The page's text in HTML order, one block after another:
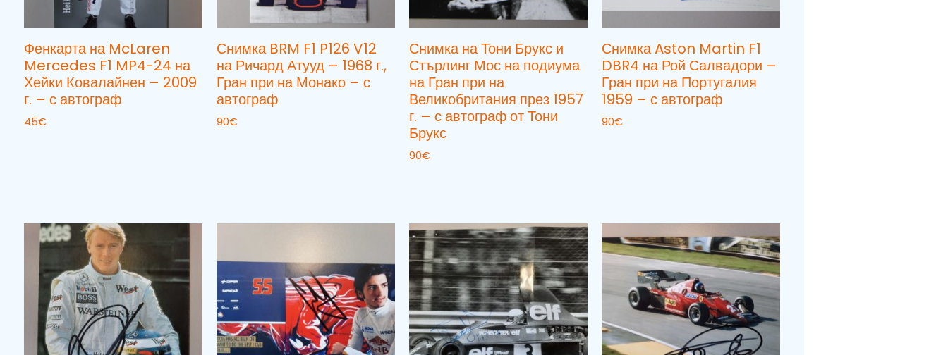
Фенкарта на McLaren
Mercedes F1 MP4-24 на
Хейки Ковалайнен – 2009
г. – с автограф
45€
Снимка BRM F1 P126 V12
на Ричард Атууд – 1968 г.,
Гран при на Монако – с
автограф
90€
Снимка на Тони Брукс и
Стърлинг Мос на подиума
на Гран при на
Великобритания през 1957
г. – с автограф от Тони
Брукс
90€
Снимка Aston Martin F1
DBR4 на Рой Салвадори –
Гран при на Португалия
1959 – с автограф
90€